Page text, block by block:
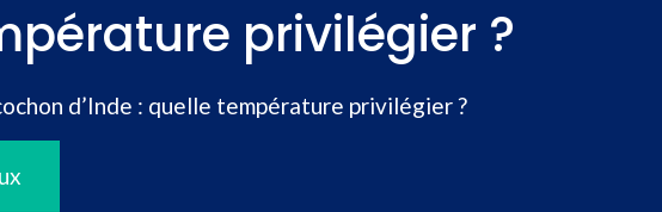
privilégier ?
d’Inde : quelle température privilégier ?